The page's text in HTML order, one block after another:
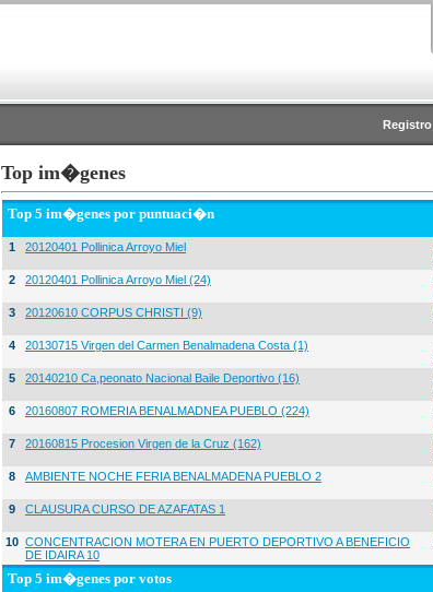
Registro
Top im�genes
Top 5 im�genes por puntuaci�n
1 20120401 Pollinica Arroyo Miel
2 20120401 Pollinica Arroyo Miel (24)
3 20120610 CORPUS CHRISTI (9)
4 20130715 Virgen del Carmen Benalmadena Costa (1)
5 20140210 Ca,peonato Nacional Baile Deportivo (16)
6 20160807 ROMERIA BENALMADNEA PUEBLO (224)
7 20160815 Procesion Virgen de la Cruz (162)
8 AMBIENTE NOCHE FERIA BENALMADENA PUEBLO 2
9 CLAUSURA CURSO DE AZAFATAS 1
10 CONCENTRACION MOTERA EN PUERTO DEPORTIVO A BENEFICIO
DE IDAIRA 10
Top 5 im�genes por votos